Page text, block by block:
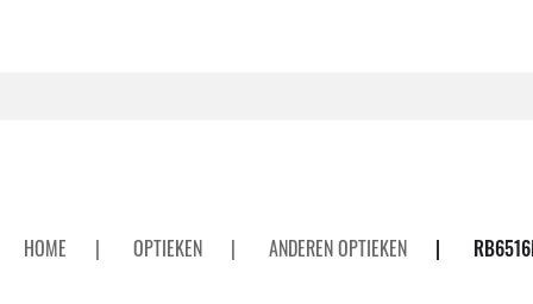
HOME | OPTIEKEN | ANDEREN OPTIEKEN |